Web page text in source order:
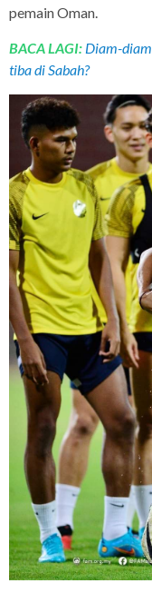
pemain Oman.
BACA LAGI: Diam-
tiba di Sabah?